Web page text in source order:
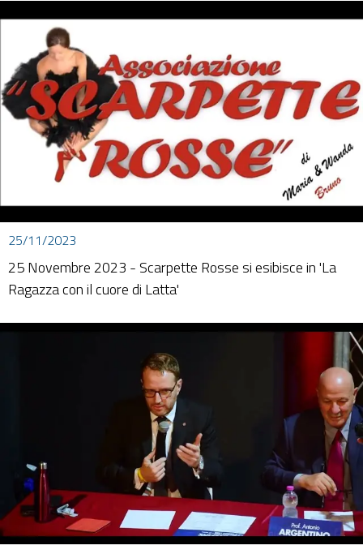
25/11/2023
25 Novembre 2023 - Scarpette Rosse si esibisce in 'La
Ragazza con il cuore di Latta'